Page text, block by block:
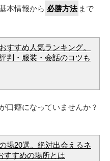
本情報から 必勝方法 まで
すすめ人気ランキング。
判・服装・会話のコツも
口癖になっていませんか？
場20選。絶対出会えるネ
すすめの場所とは